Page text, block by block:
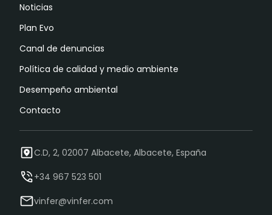
Noticias
Plan Evo
Canal de denuncias
Política de calidad y medio ambiente
Desempeño ambiental
Contacto
C.D, 2, 02007 Albacete, Albacete, España
+34 967 523 501
vinfer@vinfer.com